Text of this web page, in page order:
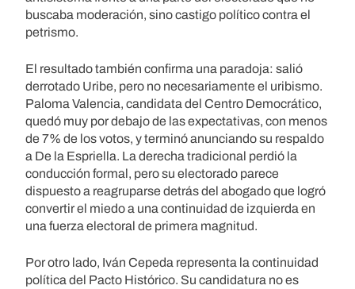
buscaba moderación, sino castigo político contra el
petrismo.
El resultado también confirma una paradoja: salió
derrotado Uribe, pero no necesariamente el uribismo.
Paloma Valencia, candidata del Centro Democrático,
quedó muy por debajo de las expectativas, con menos
de 7% de los votos, y terminó anunciando su respaldo
a De la Espriella. La derecha tradicional perdió la
conducción formal, pero su electorado parece
dispuesto a reagruparse detrás del abogado que logró
convertir el miedo a una continuidad de izquierda en
una fuerza electoral de primera magnitud.
Por otro lado, Iván Cepeda representa la continuidad
política del Pacto Histórico. Su candidatura no es